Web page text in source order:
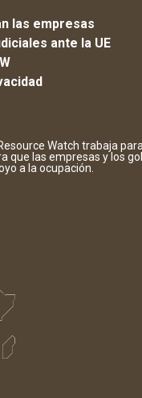
las empresas
ante la UE
Watch trabaja
que las empresas y los
a la ocupación.